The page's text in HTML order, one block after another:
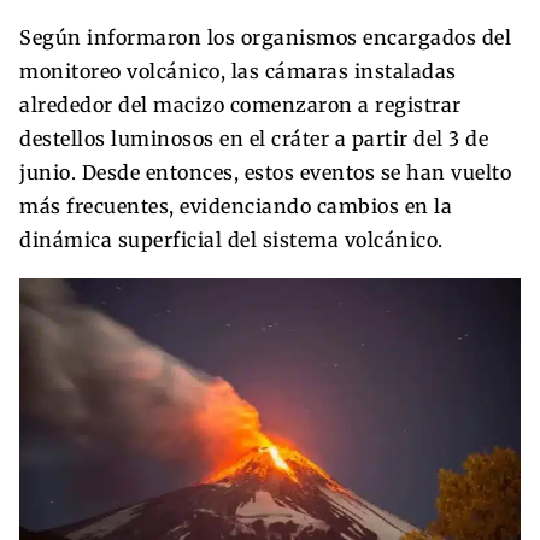
Según informaron los organismos encargados del
monitoreo volcánico, las cámaras instaladas
alrededor del macizo comenzaron a registrar
destellos luminosos en el cráter a partir del 3 de
junio. Desde entonces, estos eventos se han vuelto
más frecuentes, evidenciando cambios en la
dinámica superficial del sistema volcánico.